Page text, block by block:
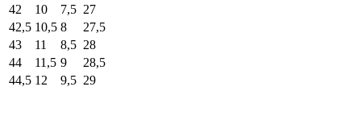
42
10 7,5 27
42,5 10,5 8
27,5
43
11 8,5 28
44
11,5 9
28,5
44,5 12 9,5 29